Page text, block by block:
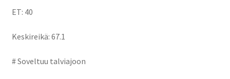
ET: 40
Keskireikä: 67.1
# Soveltuu talviajoon